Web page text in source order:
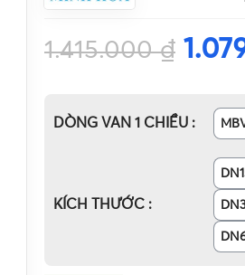
1.415.000₫
DÒNG VAN 1 CHIỀU
KÍCH THƯỚC